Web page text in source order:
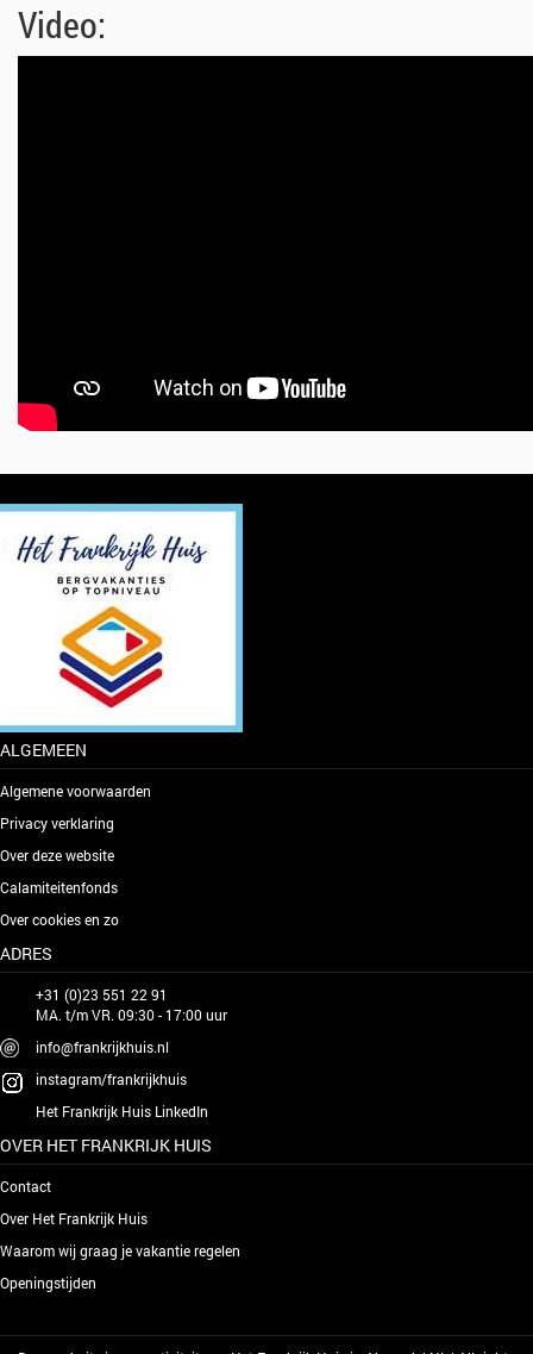
Video:
ALGEMEEN
Algemene voorwaarden
Privacy verklaring
Over deze website
Calamiteitenfonds
Over cookies en zo
ADRES
+31 (0)23 551 22 91
MA. t/m VR. 09:30 - 17:00 uur
info@frankrijkhuis.nl
instagram/frankrijkhuis
Het Frankrijk Huis LinkedIn
OVER HET FRANKRIJK HUIS
Contact
Over Het Frankrijk Huis
Waarom wij graag je vakantie regelen
Openingstijden